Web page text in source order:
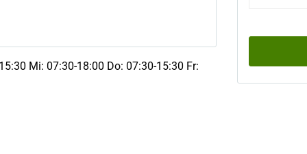
Mi: 07:30-18:00 Do: 07:30-15:30 Fr: